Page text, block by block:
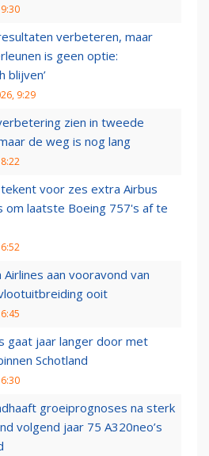
verbeteren, maar
is geen optie:
blijven’
9:29
zien in tweede
de weg is nog lang
voor zes extra Airbus
om laatste Boeing 757's af te
Airlines aan vooravond van
ooit
gaat jaar langer door met
Schotland
groeiprognoses na sterk
volgend jaar 75 A320neo’s